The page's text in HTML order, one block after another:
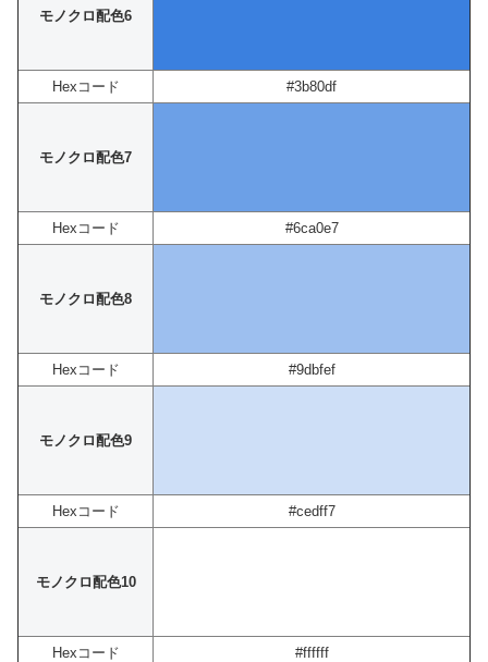
モノクロ配色6
Hexコード #3b80df
モノクロ配色7
Hexコード #6ca0e7
モノクロ配色8
Hexコード #9dbfef
モノクロ配色9
Hexコード #cedff7
モノクロ配色10
Hexコード #ffffff